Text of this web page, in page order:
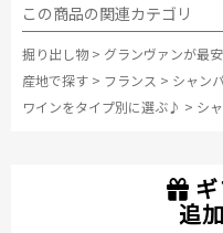
この商品の関連カテゴリ
掘り出し物 > グランヴァンが最
産地で探す > フランス > シャン
ワインをタイプ別に選ぶ♪ > シ
追